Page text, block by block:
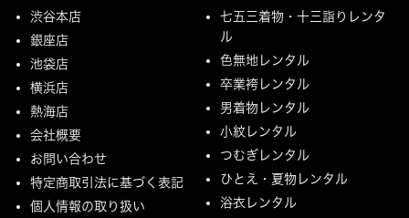
渋谷本店
銀座店
池袋店
横浜店
熱海店
会社概要
お問い合わせ
特定商取引法に基づく表記
個人情報の取り扱い
七五三着物・十三詣りレンタ
ル
色無地レンタル
卒業袴レンタル
男着物レンタル
小紋レンタル
つむぎレンタル
ひとえ・夏物レンタル
浴衣レンタル